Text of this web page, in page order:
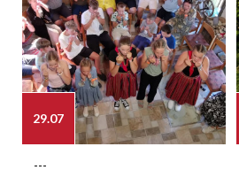
29.07
---